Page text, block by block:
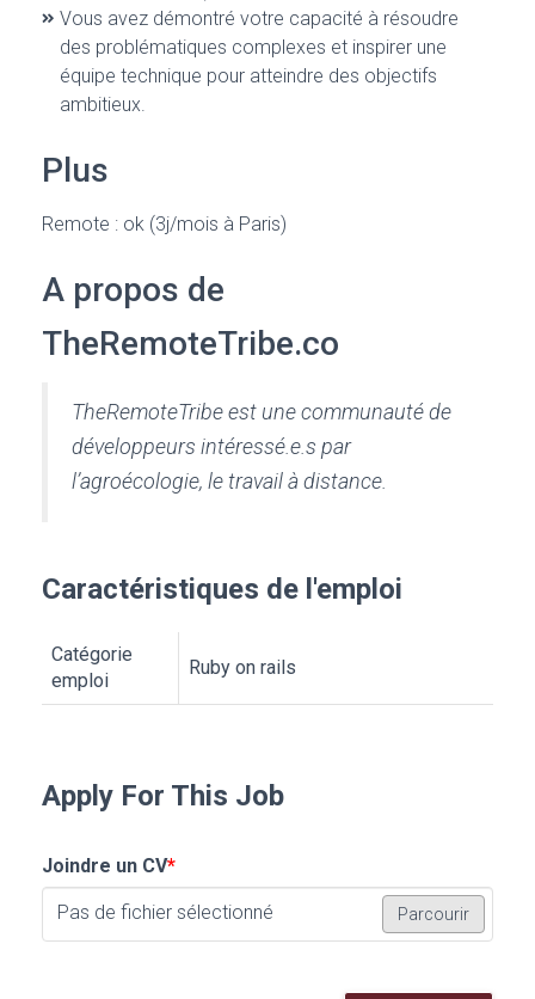
Vous avez démontré votre capacité à résoudre
des problématiques complexes et inspirer une
équipe technique pour atteindre des objectifs
ambitieux.
Plus
Remote : ok (3j/mois à Paris)
A propos de
TheRemoteTribe.co
TheRemoteTribe est une communauté de
développeurs intéressé.e.s par
l’agroécologie, le travail à distance.
Caractéristiques de l'emploi
Catégorie
emploi
Ruby on rails
Apply For This Job
Joindre un CV*
Pas de fichier sélectionné Parcourir